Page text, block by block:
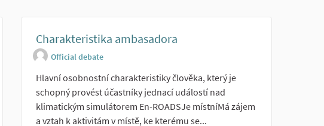
Charakteristika ambasadora
Official debate
Hlavní osobnostní charakteristiky člověka, který je
schopný provést účastníky jednací událostí nad
klimatickým simulátorem En-ROADSJe místníMá zájem
a vztah k aktivitám v místě, ke kterému se...